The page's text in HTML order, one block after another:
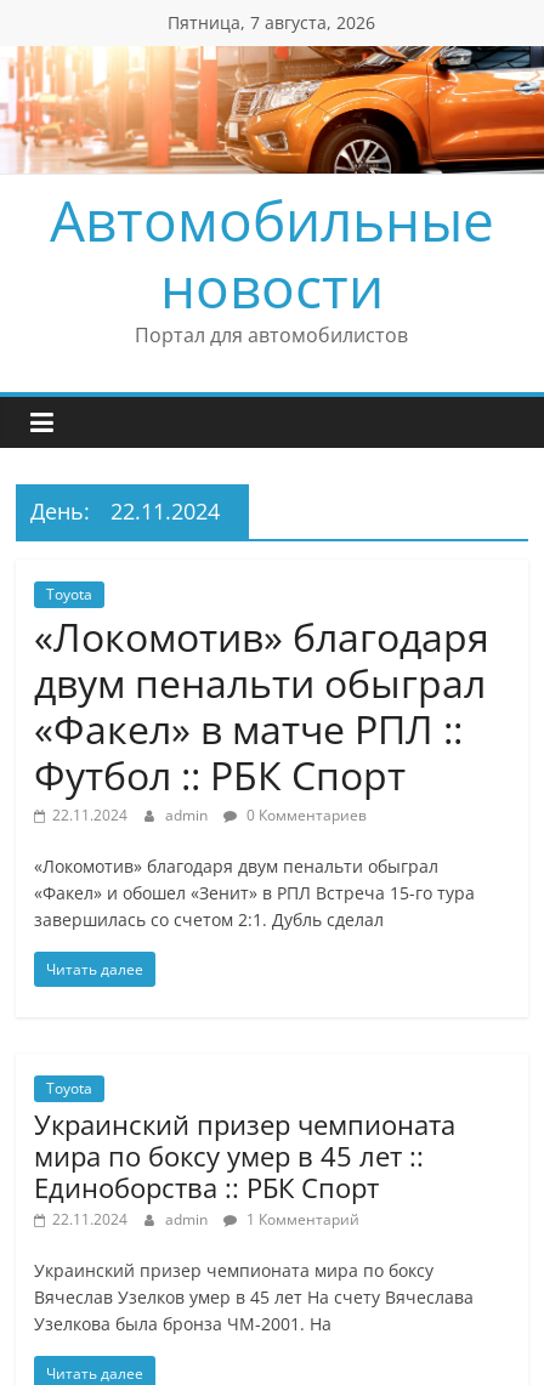
содержимому
Пятница, 7 августа, 2026
Автомобильные
новости
Портал для автомобилистов
День: 22.11.2024
Toyota
«Локомотив» благодаря
двум пенальти обыграл
«Факел» в матче РПЛ ::
Футбол :: РБК Спорт
22.11.2024 admin 0 Комментариев
«Локомотив» благодаря двум пенальти обыграл
«Факел» и обошел «Зенит» в РПЛ Встреча 15-го тура
завершилась со счетом 2:1. Дубль сделал
Читать далее
Toyota
Украинский призер чемпионата
мира по боксу умер в 45 лет ::
Единоборства :: РБК Спорт
22.11.2024 admin 1 Комментарий
Украинский призер чемпионата мира по боксу
Вячеслав Узелков умер в 45 лет На счету Вячеслава
Узелкова была бронза ЧМ-2001. На
Читать далее